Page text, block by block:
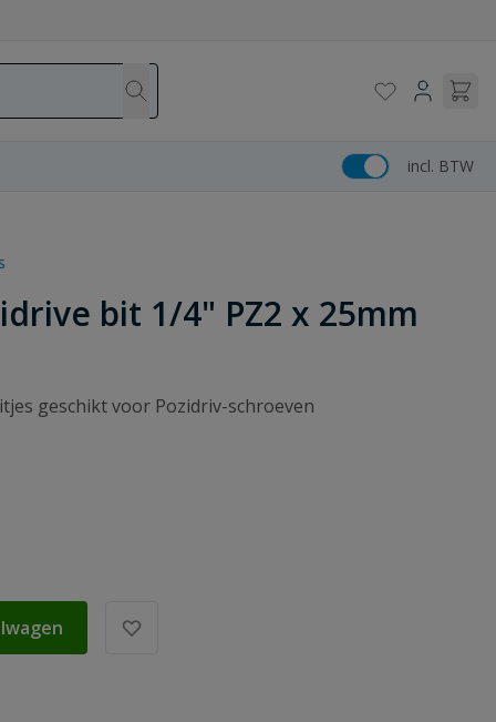
incl. BTW
bit 1/4" PZ2 x 25mm
geschikt voor Pozidriv-schroeven